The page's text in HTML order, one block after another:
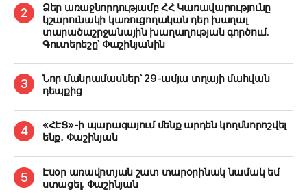
Ձեր առաջնորդությամբ ՀՀ Կառավարությունը
կշարունակի կառուցողական դեր խաղալ
տարածաշրջանային խաղաղության գործում.
Գուտերեշը՝ Փաշինյանին
Նոր մանրամասներ՝ 29-ամյա տղայի մահվան
դեպքից
«ՀԷՑ»-ի պարագայում մենք արդեն կողմնորոշվել
ենք․ Փաշինյան
Էսօր առավոտյան շատ տարօրինակ նամակ եմ
ստացել. Փաշինյան